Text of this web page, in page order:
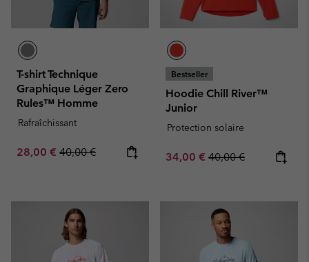
T-shirt Technique
Graphique Léger Zero
Rules™ Homme
Rafraîchissant
Sale price:
28,00 € Regular price:
40,00 €
Bestseller
Hoodie Chill River™
Junior
Protection solaire
Sale price:
34,00 € Regular price:
40,00 €